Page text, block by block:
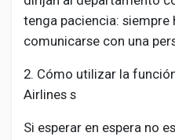
tenga paciencia: siempre
comunicarse con una
2. Cómo utilizar la
Airlines s
Si esperar en espera no